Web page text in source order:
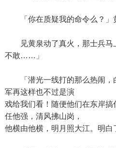
「你在质疑我的命令么？」
见黄泉动了真火，那士兵马
不敢……」
「潜光一线打的那么热闹，
军再这样也不过是演
戏给我们看！随便他们在东岸
任他强，清风拂山岗，
他横由他横，明月照大江。明白